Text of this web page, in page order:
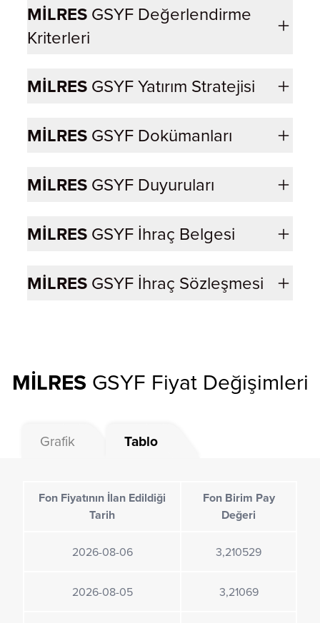
MİLRES GSYF Değerlendirme
Kriterleri
MİLRES GSYF Yatırım Stratejisi
MİLRES GSYF Dokümanları
MİLRES GSYF Duyuruları
MİLRES GSYF İhraç Belgesi
MİLRES GSYF İhraç Sözleşmesi
MİLRES GSYF Fiyat Değişimleri
Grafik Tablo
Fon Fiyatının İlan Edildiği
Tarih
Fon Birim Pay
Değeri
2026-08-06 3,210529
2026-08-05 3,21069